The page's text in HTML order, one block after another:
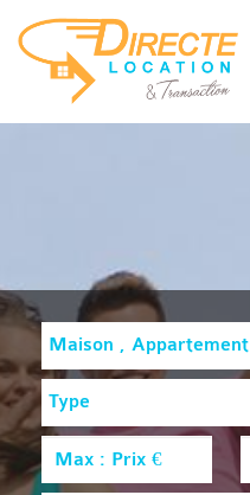
Maison , Appartement
Type